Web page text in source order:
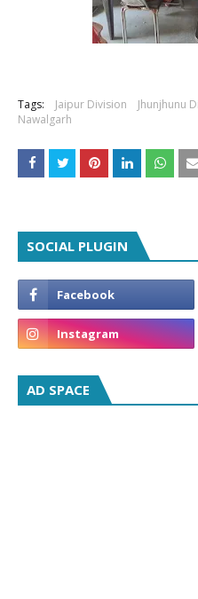
Tags: Jaipur Division Jhunjhunu
Nawalgarh
SOCIAL PLUGIN
AD SPACE